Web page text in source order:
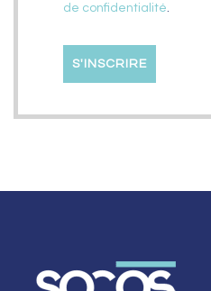
de confidentialité